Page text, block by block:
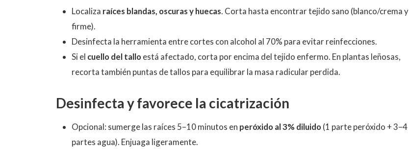
Localiza raíces blandas, oscuras y huecas. Corta hasta encontrar tejido sano (blanco/crema y
firme).
Desinfecta la herramienta entre cortes con alcohol al 70% para evitar reinfecciones.
Si el cuello del talloestá afectado, corta por encima del tejido enfermo. En plantas leñosas,
recorta también puntas de tallos para equilibrar la masa radicular perdida.
Desinfecta y favorece la cicatrización
Opcional: sumerge las raíces 5–10 minutos en peróxido al 3% diluido(1 parte peróxido + 3–4
partes agua). Enjuaga ligeramente.